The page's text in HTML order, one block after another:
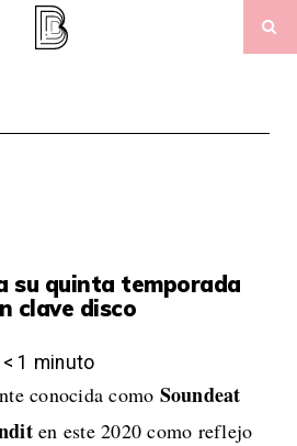
su quinta temporada
clave disco
< 1 minuto
conocida como Soundeat
en este 2020 como reflejo